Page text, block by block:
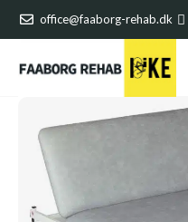
office@faaborg-rehab.dk